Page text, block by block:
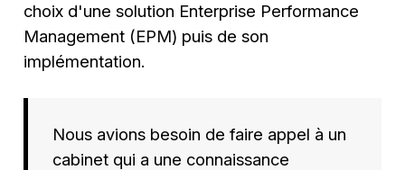
choix d'une solution Enterprise Performance
Management (EPM) puis de son
implémentation.
Nous avions besoin de faire appel à un
cabinet qui a une connaissance